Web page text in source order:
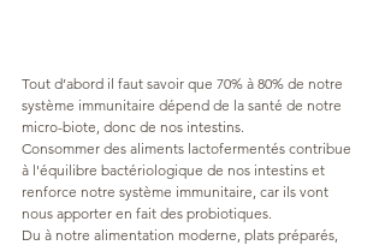
Tout d’abord il faut savoir que 70% à 80% de notre
système immunitaire dépend de la santé de notre
micro-biote, donc de nos intestins.
Consommer des aliments lactofermentés contribue
à l'équilibre bactériologique de nos intestins et
renforce notre système immunitaire, car ils vont
nous apporter en fait des probiotiques.
Du à notre alimentation moderne, plats préparés,